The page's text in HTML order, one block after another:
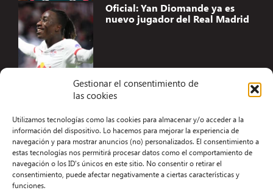
Gestionar el consentimiento de
las cookies
Utilizamos tecnologías como las cookies para almacenar y/o acceder a la
información del dispositivo. Lo hacemos para mejorar la experiencia de
navegación y para mostrar anuncios (no) personalizados. El consentimiento a
estas tecnologías nos permitirá procesar datos como el comportamiento de
navegación o los ID's únicos en este sitio. No consentir o retirar el
consentimiento, puede afectar negativamente a ciertas características y
funciones.
Oficial: Yan Diomande ya es
nuevo jugador del Real Madrid
Aviso Legal
Términos y condiciones
Política de privacidad